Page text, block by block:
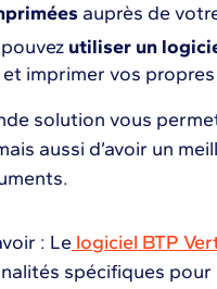
auprès de
utiliser un
et imprimer vos
solution vous
aussi d’avoir un
: Le logiciel BTP
spécifiques pour